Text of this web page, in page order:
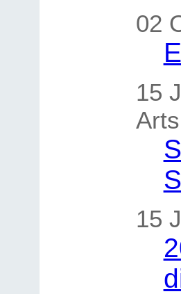
02
15
15